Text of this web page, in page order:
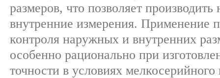
размеров, что позволяет
внутренние измерения. Применение
контроля наружных и внутренних
особенно рационально при
точности в условиях